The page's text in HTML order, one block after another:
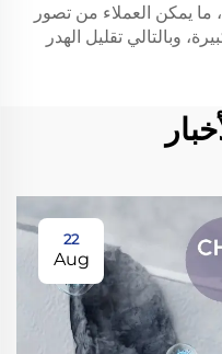
يمكن العملاء من تصور
وبالتالي تقليل الهدر
22
Aug